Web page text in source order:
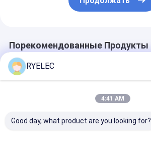
Порекомендованные Продукты
RYELEC
4:41 AM
Good day, what product are you looking for?